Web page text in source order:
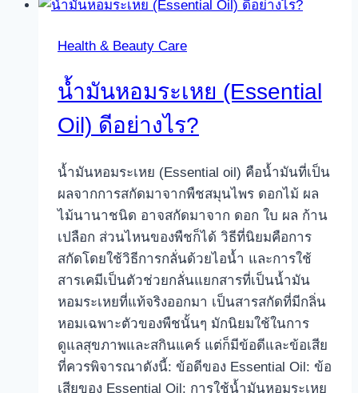
Health & Beauty Care
น้ำมันหอมระเหย (Essential
Oil) ดีอย่างไร?
น้ำมันหอมระเหย (Essential oil) คือน้ำมันที่เป็น
ผลจากการสกัดมาจากพืชสมุนไพร ดอกไม้ ผล
ไม้นานาชนิด อาจสกัดมาจาก ดอก ใบ ผล ก้าน
เปลือก ส่วนไหนของพืชก็ได้ วิธีที่นิยมคือการ
สกัดโดยใช้วิธีการกลั่นด้วยไอน้ำ และการใช้
สารเคมีเป็นตัวช่วยกลั่นแยกสารที่เป็นน้ำมัน
หอมระเหยที่แท้จริงออกมา เป็นสารสกัดที่มีกลิ่น
หอมเฉพาะตัวของพืชนั้นๆ มักนิยมใช้ในการ
ดูแลสุขภาพและสกินแคร์ แต่ก็มีข้อดีและข้อเสีย
ที่ควรพิจารณาดังนี้: ข้อดีของ Essential Oil: ข้อ
เสียของ Essential Oil: การใช้น้ำมันหอมระเหย